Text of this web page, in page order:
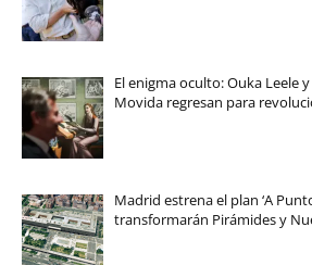
El enigma oculto: Ouka Leele
Movida regresan para
Madrid estrena el plan ‘A
transformarán Pirámides y